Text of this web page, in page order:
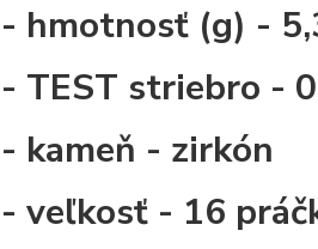
- hmotnosť (g) -
- TEST striebro -
- kameň - zirkón
- veľkosť - 16